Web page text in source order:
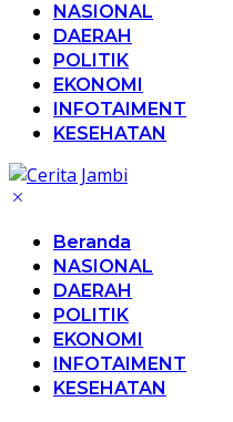
NASIONAL
DAERAH
POLITIK
EKONOMI
INFOTAIMENT
KESEHATAN
Beranda
NASIONAL
DAERAH
POLITIK
EKONOMI
INFOTAIMENT
KESEHATAN